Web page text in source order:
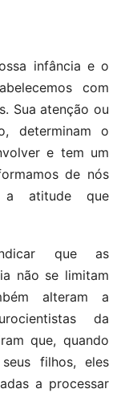
infância e o
com
Sua atenção ou
determinam o
e tem um
de nós
a atitude que
que as
não se limitam
alteram a
da
que, quando
filhos, eles
a processar